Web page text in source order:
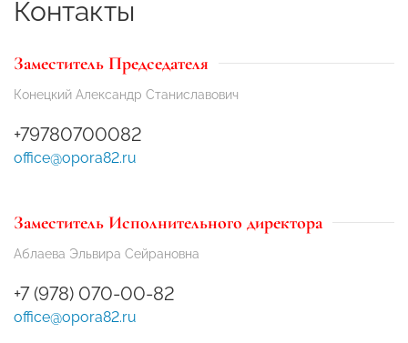
Контакты
Заместитель Председателя
Конецкий Александр Станиславович
+79780700082
office@opora82.ru
Заместитель Исполнительного директора
Аблаева Эльвира Сейрановна
+7 (978) 070-00-82
office@opora82.ru